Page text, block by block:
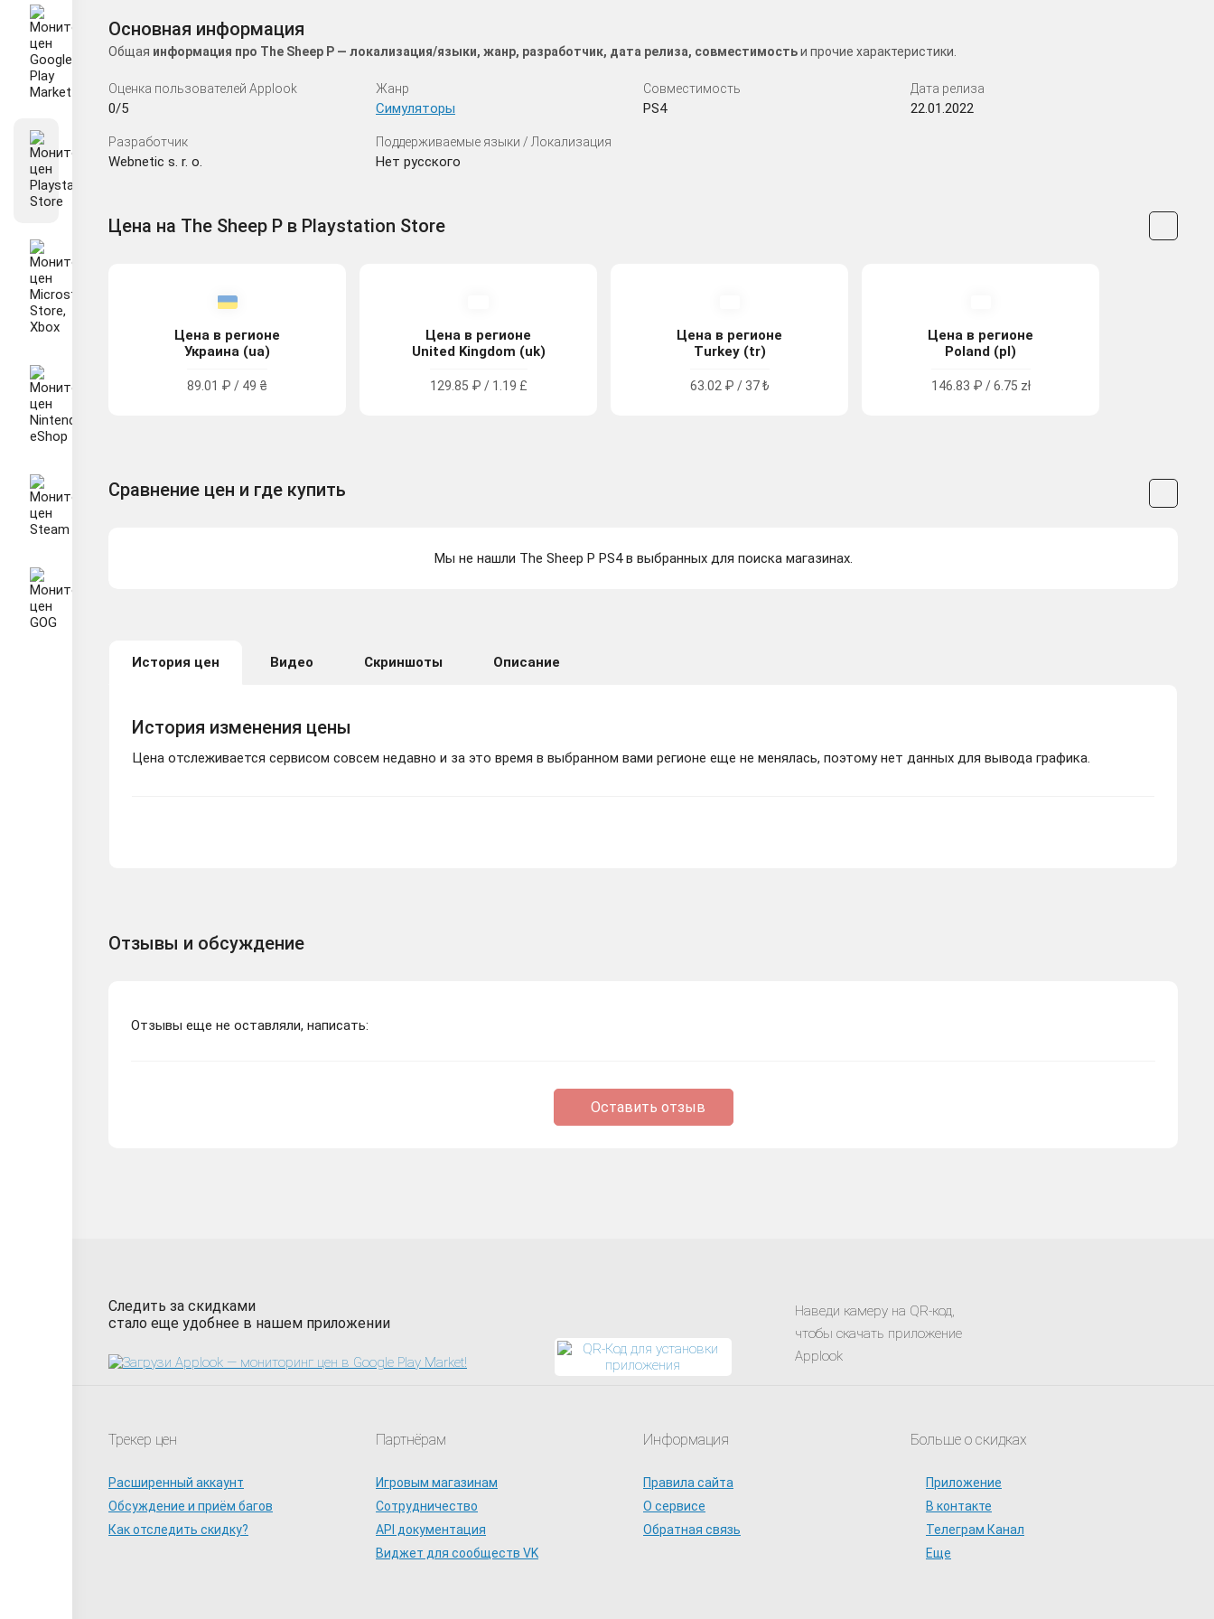
Основная информация
Общая информация про The Sheep P — локализация/языки, жанр, разработчик, дата релиза, совместимостьи прочие характеристики.
Оценка пользователей Applook
0/5
Жанр
Симуляторы
Совместимость
PS4
Дата релиза
22.01.2022
Разработчик
Webnetic s. r. o.
Поддерживаемые языки / Локализация
Нет русского
Цена на The Sheep P в Playstation Store
Цена в регионе
Украина (ua)
89.01 ₽ / 49 ₴
Цена в регионе
United Kingdom (uk)
129.85 ₽ / 1.19 £
Цена в регионе
Turkey (tr)
63.02 ₽ / 37 ₺
Цена в регионе
Poland (pl)
146.83 ₽ / 6.75 zł
Сравнение цен и где купить
Мы не нашли The Sheep P PS4 в выбранных для поиска магазинах.
История цен Видео Скриншоты Описание
История изменения цены
Цена отслеживается сервисом совсем недавно и за это время в выбранном вами регионе еще не менялась, поэтому нет данных для вывода графика.
Отзывы и обсуждение
Отзывы еще не оставляли, написать:
Оставить отзыв
Следить за скидками
стало еще удобнее в нашем приложении
Наведи камеру на QR-код,
чтобы скачать приложение
Applook
Трекер цен
Расширенный аккаунт
Обсуждение и приём багов
Как отследить скидку?
Партнёрам
Игровым магазинам
Сотрудничество
API документация
Виджет для сообществ VK
Информация
Правила сайта
О сервисе
Обратная связь
Больше о скидках
Приложение
В контакте
Телеграм Канал
Еще